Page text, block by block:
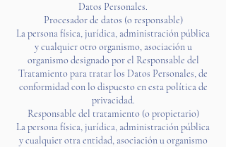
Datos Personales.
Procesador de datos (o responsable)
La persona física, jurídica, administración pública
y cualquier otro organismo, asociación u
organismo designado por el Responsable del
Tratamiento para tratar los Datos Personales, de
conformidad con lo dispuesto en esta política de
privacidad.
Responsable del tratamiento (o propietario)
La persona física, jurídica, administración pública
y cualquier otra entidad, asociación u organismo